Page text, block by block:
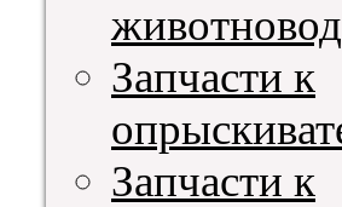
Запчасти к
Запчасти к